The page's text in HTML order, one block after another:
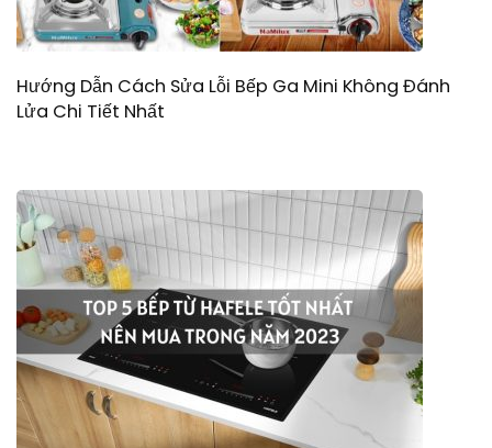
Hướng Dẫn Cách Sửa Lỗi Bếp Ga Mini Không Đánh
Lửa Chi Tiết Nhất